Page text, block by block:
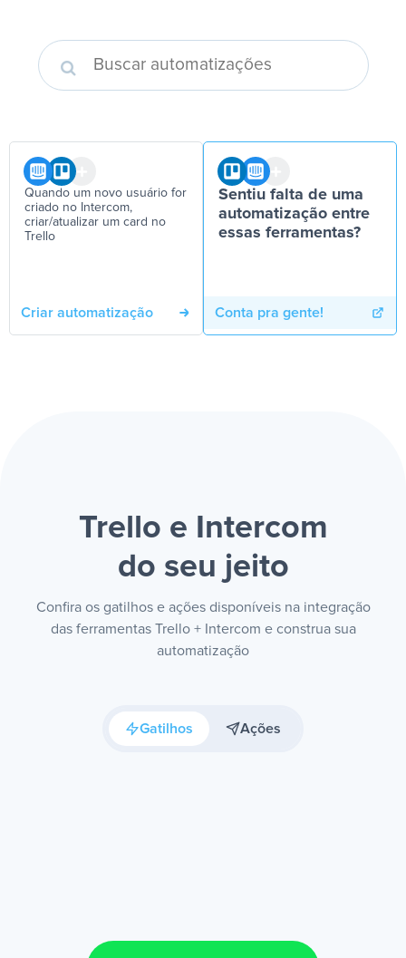
Quando um novo usuário for
criado no Intercom,
criar/atualizar um card no
Trello
Criar automatização
Sentiu falta de uma
automatização entre
essas ferramentas?
Conta pra gente!
Trello e Intercom
do seu jeito
Confira os gatilhos e ações disponíveis na integração
das ferramentas Trello + Intercom e construa sua
automatização
Gatilhos Ações